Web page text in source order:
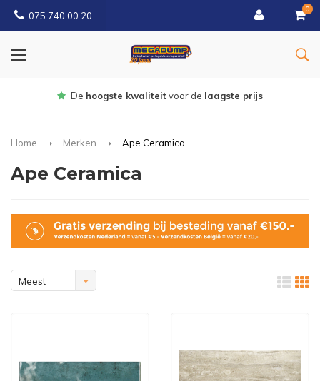
075 740 00 20
0
Gratisbezorgd vanaf € 150
Home Merken Ape Ceramica
Ape Ceramica
Meest